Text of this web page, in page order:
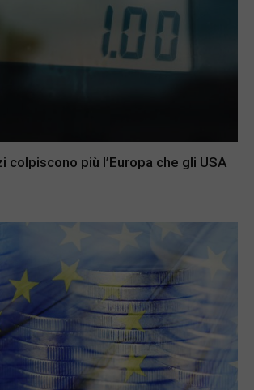
colpiscono più l’Europa che gli USA